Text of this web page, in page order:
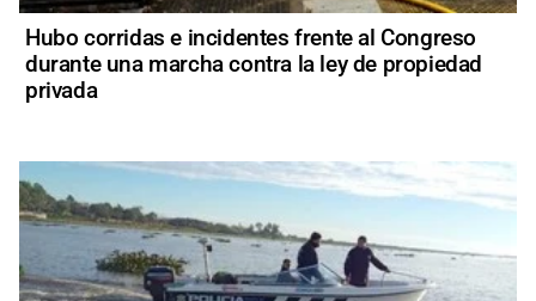
Hubo corridas e incidentes frente al Congreso
durante una marcha contra la ley de propiedad
privada